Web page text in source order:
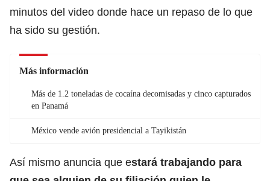
minutos del video donde hace un repaso de lo que
ha sido su gestión.
Más información
Más de 1.2 toneladas de cocaína decomisadas y cinco capturados
en Panamá
México vende avión presidencial a Tayikistán
Así mismo anuncia que estará trabajando para